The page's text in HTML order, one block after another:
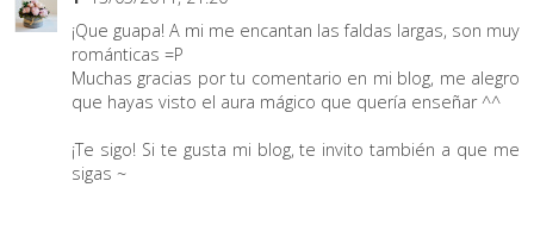
¡Que guapa! A mi me encantan las faldas largas, son muy
románticas =P
Muchas gracias por tu comentario en mi blog, me alegro
que hayas visto el aura mágico que quería enseñar ^^
¡Te sigo! Si te gusta mi blog, te invito también a que me
sigas ~